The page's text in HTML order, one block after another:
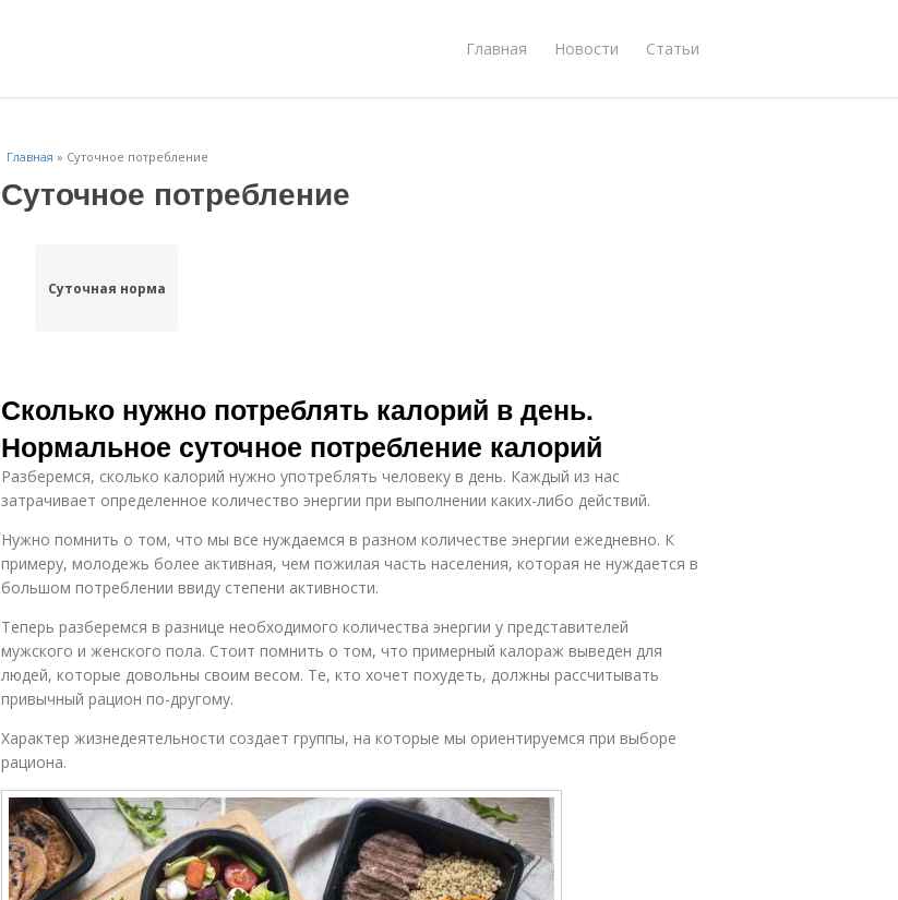
Главная Новости Статьи
Главная » Суточное потребление
Суточное потребление
Суточная норма
Сколько нужно потреблять калорий в день.
Нормальное суточное потребление калорий
Разберемся, сколько калорий нужно употреблять человеку в день. Каждый из нас
затрачивает определенное количество энергии при выполнении каких-либо действий.
Нужно помнить о том, что мы все нуждаемся в разном количестве энергии ежедневно. К
примеру, молодежь более активная, чем пожилая часть населения, которая не нуждается в
большом потреблении ввиду степени активности.
Теперь разберемся в разнице необходимого количества энергии у представителей
мужского и женского пола. Стоит помнить о том, что примерный калораж выведен для
людей, которые довольны своим весом. Те, кто хочет похудеть, должны рассчитывать
привычный рацион по-другому.
Характер жизнедеятельности создает группы, на которые мы ориентируемся при выборе
рациона.